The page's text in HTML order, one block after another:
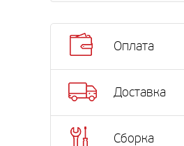
Оплата
Доставка
Сборка